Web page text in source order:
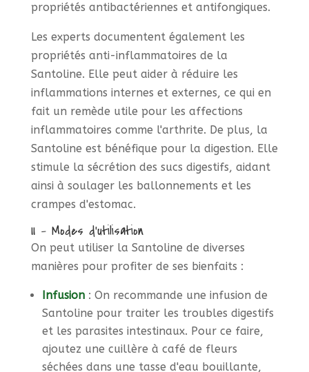
propriétés antibactériennes et antifongiques.
Les experts documentent également les
propriétés anti-inflammatoires de la
Santoline. Elle peut aider à réduire les
inflammations internes et externes, ce qui en
fait un remède utile pour les affections
inflammatoires comme l'arthrite. De plus, la
Santoline est bénéfique pour la digestion. Elle
stimule la sécrétion des sucs digestifs, aidant
ainsi à soulager les ballonnements et les
crampes d'estomac.
II - Modes d'utilisation
On peut utiliser la Santoline de diverses
manières pour profiter de ses bienfaits :
Infusion: On recommande une infusion de
Santoline pour traiter les troubles digestifs
et les parasites intestinaux. Pour ce faire,
ajoutez une cuillère à café de fleurs
séchées dans une tasse d'eau bouillante,